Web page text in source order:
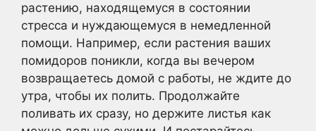
растению, находящемуся в состоянии
стресса и нуждающемуся в немедленной
помощи. Например, если растения ваших
помидоров поникли, когда вы вечером
возвращаетесь домой с работы, не ждите до
утра, чтобы их полить. Продолжайте
поливать их сразу, но держите листья как